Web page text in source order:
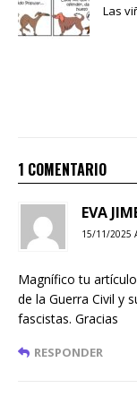
Las
1 COMENTARIO
EVA
15/11/2025
Magnífico tu
de la Guerra Civil y
fascistas. Gracias
RESPONDER